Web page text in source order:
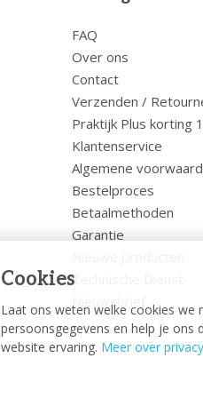
Cookies
Laat ons weten welke cookies we
persoonsgegevens en help je ons
website ervaring. Meer over
FAQ
Over ons
Contact
Verzenden /
Praktijk Plus korting
Klantenservice
Algemene
Bestelproces
Betaalmethoden
Garantie
Technische Dienst
Nieuwsbrief